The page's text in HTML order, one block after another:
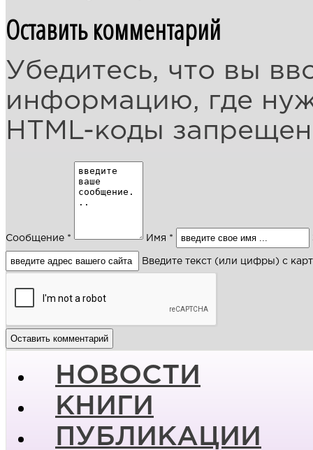
Оставить комментарий
Убедитесь, что вы
информацию, где
HTML-коды
Сообщение * Имя *
Введите текст (или цифры) с
НОВОСТИ
КНИГИ
ПУБЛИКАЦИИ